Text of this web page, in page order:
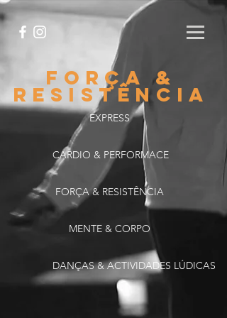
FORÇA &
resistência
EXPRESS
CARDIO & PERFORMACE
FORÇA & RESISTÊNCIA
MENTE & CORPO
DANÇAS & ACTIVIDADES LÚDICAS